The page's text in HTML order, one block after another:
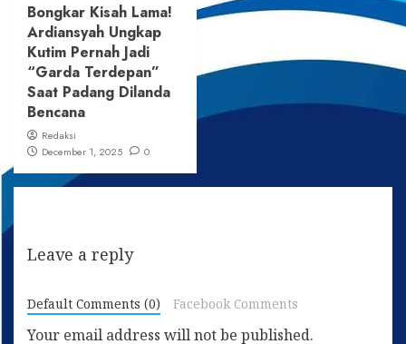
Bongkar Kisah Lama!
Ardiansyah Ungkap
Kutim Pernah Jadi
“Garda Terdepan”
Saat Padang Dilanda
Bencana
Redaksi
December 1, 2025
0
Leave a reply
Default Comments (0) Facebook Comments
Your email address will not be published.